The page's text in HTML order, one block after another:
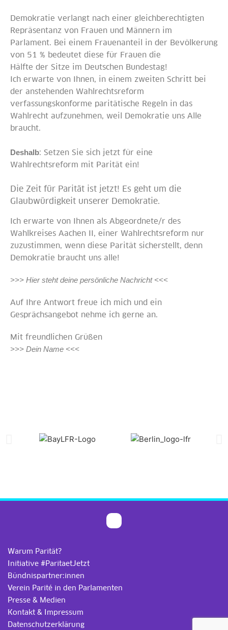
Demokratie verlangt nach einer gleichberechtigten
Repräsentanz von Frauen und Männern im
Parlament. Bei einem Frauenanteil in der Bevölkerung
von 51 % bedeutet diese für Frauen die
Hälfte der Sitze im Deutschen Bundestag!
Ich erwarte von Ihnen, in einem zweiten Schritt bei
der anstehenden Wahlrechtsreform
verfassungskonforme paritätische Regeln in das
Wahlrecht aufzunehmen, weil Demokratie uns Alle
braucht.
Deshalb: Setzen Sie sich jetzt für eine
Wahlrechtsreform mit Parität ein!
Die Zeit für Parität ist jetzt! Es geht um die
Glaubwürdigkeit unserer Demokratie.
Ich erwarte von Ihnen als Abgeordnete/r des
Wahlkreises Aachen II, einer Wahlrechtsreform nur
zuzustimmen, wenn diese Parität sicherstellt, denn
Demokratie braucht uns alle!
>>> Hier steht deine persönliche Nachricht <<<
Auf Ihre Antwort freue ich mich und ein
Gesprächsangebot nehme ich gerne an.
Mit freundlichen Grüßen
>>> Dein Name <<<
Warum Parität?
Initiative #ParitaetJetzt
Bündnispartner:innen
Verein Parité in den Parlamenten
Presse & Medien
Kontakt & Impressum
Datenschutzerklärung